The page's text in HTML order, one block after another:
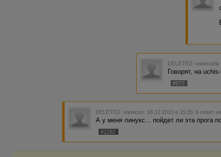
DELETED
Говорят, на
#977
DELETED написал 18.12.2013 в 15:35 в ответ
А у меня линукс... пойдет ли эта прога
#1282